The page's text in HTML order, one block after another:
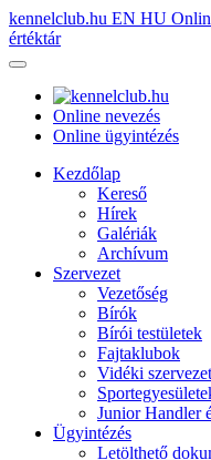
kennelclub.hu EN HU
értéktár
Online nevezés
Online ügyintézés
Kezdőlap
Kereső
Hírek
Galériák
Archívum
Szervezet
Vezetőség
Bírók
Bírói testületek
Fajtaklubok
Vidéki
Junior Handler
Ügyintézés
Letölthető